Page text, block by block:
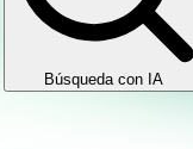
Búsqueda con IA